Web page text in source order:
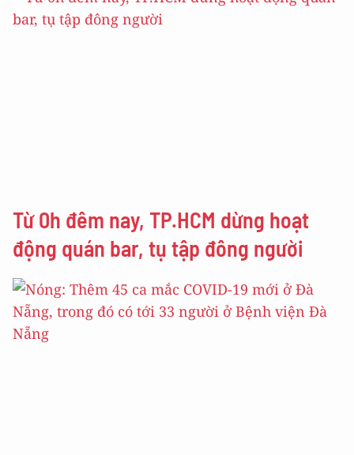
Từ 0h đêm nay, TP.HCM dừng hoạt
động quán bar, tụ tập đông người